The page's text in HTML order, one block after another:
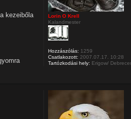
kezeibőla
Lorin O Krell
Kalandmester
Hozzászólás: 1259
Csatlakozott: 2007.07.17. 10:28
Tartózkodási hely: Erigow/